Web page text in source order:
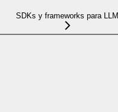
SDKs y frameworks para LLM